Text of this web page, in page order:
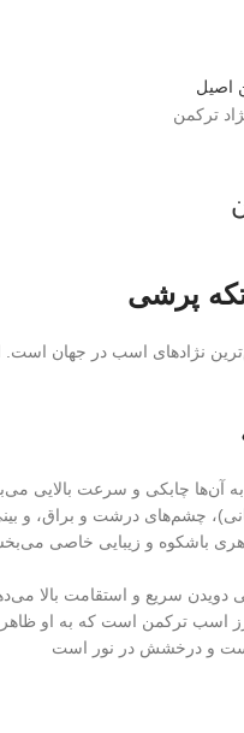
پرشی
نژادهای اسب در جهان است.
آن‌ها چابکی و سرعت بالایی
چشم‌های درشت و براق، و
باشکوه و زیبایی خاصی
دویدن سریع و استقامت بالا
اسب ترکمن است که به او
پوست و درخشش در نور است